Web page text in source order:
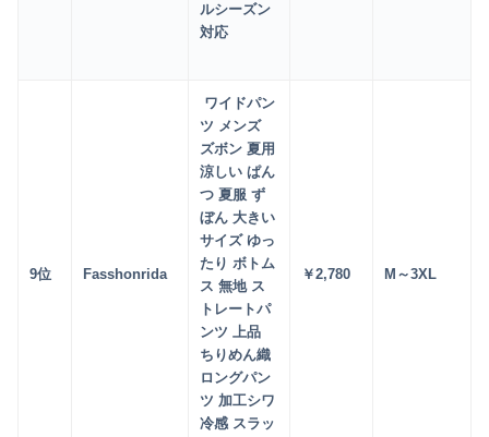
ルシーズン
対応
9位 Fasshonrida
ワイドパン
ツ メンズ
ズボン 夏用
涼しい ぱん
つ 夏服 ず
ぼん 大きい
サイズ ゆっ
たり ボトム
ス 無地 ス
トレートパ
ンツ 上品
ちりめん織
ロングパン
ツ 加工シワ
冷感 スラッ
￥2,780 M～3XL